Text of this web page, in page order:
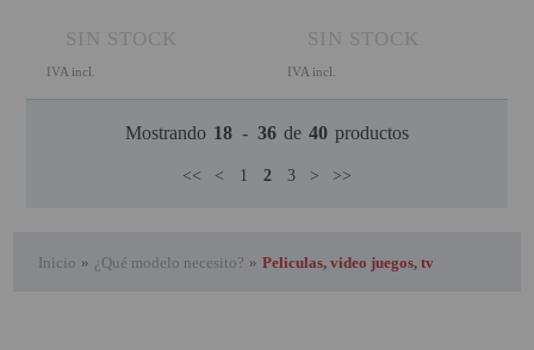
SIN STOCK
IVA incl.
SIN STOCK
IVA incl.
Mostrando 18 - 36 de 40 productos
<< < 1 2 3 > >>
Inicio » ¿Qué modelo necesito? » Peliculas, video juegos, tv